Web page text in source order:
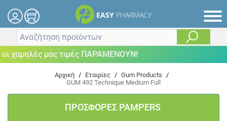
EASY PHARMACY
χαμηλές μας τιμές ΠΑΡΑΜΕΝΟΥΝ!
Αρχική / Εταιρίες / Gum Products /
GUM 492 Technique Medium Full
ΠΡΟΣΦΟΡΕΣ PAMPERS